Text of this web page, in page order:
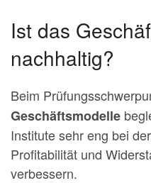
Ist das
nachhaltig?
Beim
Geschäftsmodelle
Institute sehr eng bei
Profitabilität und
verbessern.